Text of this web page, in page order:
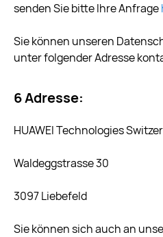
senden Sie bitte Ihre Anfrage
Sie können unseren
unter folgender Adresse
6 Adresse:
HUAWEI Technologies
Waldeggstrasse 30
3097 Liebefeld
Sie können sich auch an